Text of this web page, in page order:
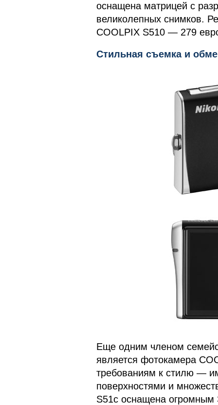
оснащена матрицей с
великолепных снимков.
COOLPIX S510 — 279
Стильная съемка и
Еще одним членом
является фотокамера
требованиям к стилю —
поверхностями и
S51c оснащена